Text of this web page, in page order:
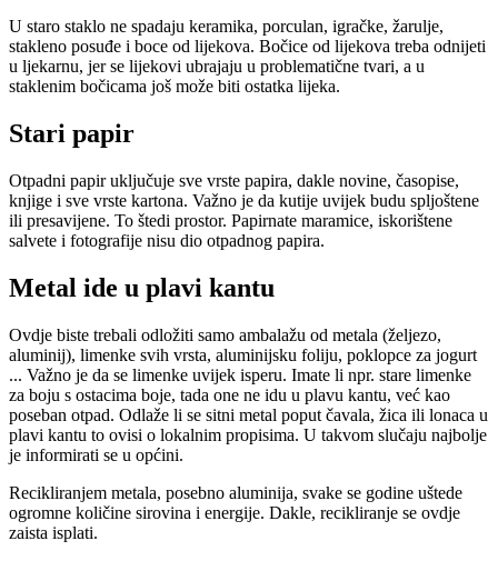
U staro staklo ne spadaju keramika, porculan, igračke, žarulje,
stakleno posuđe i boce od lijekova. Bočice od lijekova treba odnijeti
u ljekarnu, jer se lijekovi ubrajaju u problematične tvari, a u
staklenim bočicama još može biti ostatka lijeka.
Stari papir
Otpadni papir uključuje sve vrste papira, dakle novine, časopise,
knjige i sve vrste kartona. Važno je da kutije uvijek budu spljoštene
ili presavijene. To štedi prostor. Papirnate maramice, iskorištene
salvete i fotografije nisu dio otpadnog papira.
Metal ide u plavi kantu
Ovdje biste trebali odložiti samo ambalažu od metala (željezo,
aluminij), limenke svih vrsta, aluminijsku foliju, poklopce za jogurt
... Važno je da se limenke uvijek isperu. Imate li npr. stare limenke
za boju s ostacima boje, tada one ne idu u plavu kantu, već kao
poseban otpad. Odlaže li se sitni metal poput čavala, žica ili lonaca u
plavi kantu to ovisi o lokalnim propisima. U takvom slučaju najbolje
je informirati se u općini.
Recikliranjem metala, posebno aluminija, svake se godine uštede
ogromne količine sirovina i energije. Dakle, recikliranje se ovdje
zaista isplati.